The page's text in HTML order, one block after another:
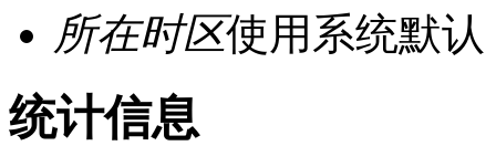
所在时区使用系统默认
统计信息